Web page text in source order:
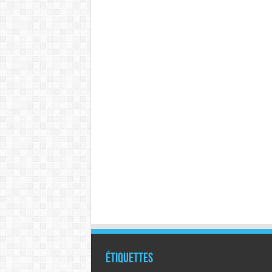
Étiquettes